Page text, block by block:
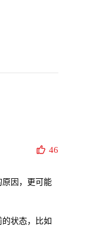
46
因，更可能
状态，比如